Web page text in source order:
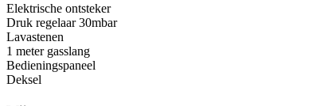
Elektrische ontsteker
Druk regelaar 30mbar
Lavastenen
1 meter gasslang
Bedieningspaneel
Deksel